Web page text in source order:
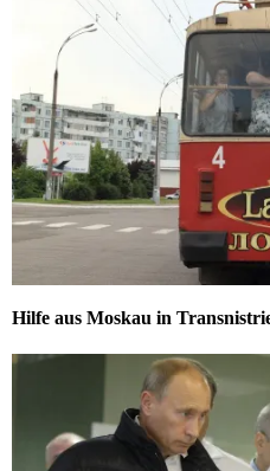
Hilfe aus Moskau in